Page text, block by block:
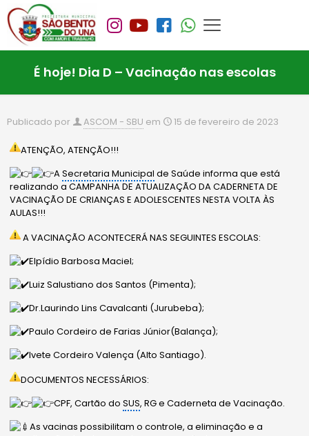
É hoje! Dia D – Vacinação nas escolas
Publicado por ASCOM - SBU em 15 de fevereiro de 2023
ATENÇÃO, ATENÇÃO!!!
ASecretaria Municipal de Saúde informa que está
realizando a CAMPANHA DE ATUALIZAÇÃO DA CADERNETA DE
VACINAÇÃO DE CRIANÇAS E ADOLESCENTES NESTA VOLTA ÀS
AULAS!!!
A VACINAÇÃO ACONTECERÁ NAS SEGUINTES ESCOLAS:
Elpídio Barbosa Maciel;
Luiz Salustiano dos Santos (Pimenta);
Dr.Laurindo Lins Cavalcanti (Jurubeba);
Paulo Cordeiro de Farias Júnior(Balança);
Ivete Cordeiro Valença (Alto Santiago).
DOCUMENTOS NECESSÁRIOS:
CPF, Cartão doSUS, RG e Caderneta de Vacinação.
As vacinas possibilitam o controle, a eliminação e a